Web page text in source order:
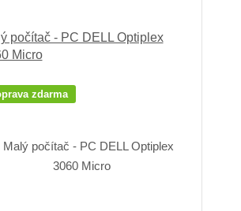
o
ý
v
p
i
o
p
i
ý
s
počítač - PC DELL Optiplex
Micro
zdarma